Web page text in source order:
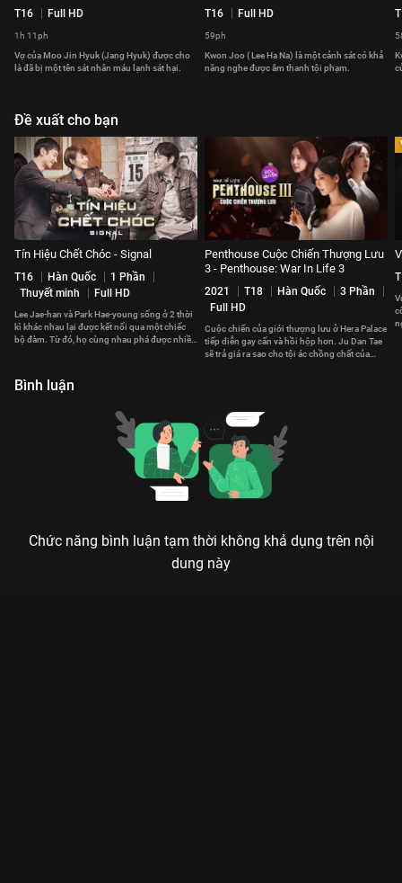
T16 Full HD
1h 11ph
Vợ của Moo Jin Hyuk (Jang Hyuk) được cho
là đã bị một tên sát nhân máu lạnh sát hại.
T16 Full HD
59ph
Kwon Joo ( Lee Ha Na) là một cảnh sát có khả
năng nghe được âm thanh tội phạm.
Đề xuất cho bạn
Tín Hiệu Chết Chóc - Signal
T16 Hàn Quốc
1 Phần
Thuyết minh
Full HD
Lee Jae-han và Park Hae-young sống ở 2 thời
kì khác nhau lại được kết nối qua một chiếc
bộ đàm. Từ đó, họ cùng nhau phá được nhiều
Penthouse Cuộc Chiến Thượng Lưu
3 - Penthouse: War In Life 3
2021 T18 Hàn Quốc
3 Phần
Full HD
Cuộc chiến của giới thượng lưu ở Hera Palace
tiếp diễn gay cấn và hồi hộp hơn. Ju Dan Tae
sẽ trả giá ra sao cho tội ác chồng chất của
Bình luận
Chức năng bình luận tạm thời không khả dụng trên nội
dung này